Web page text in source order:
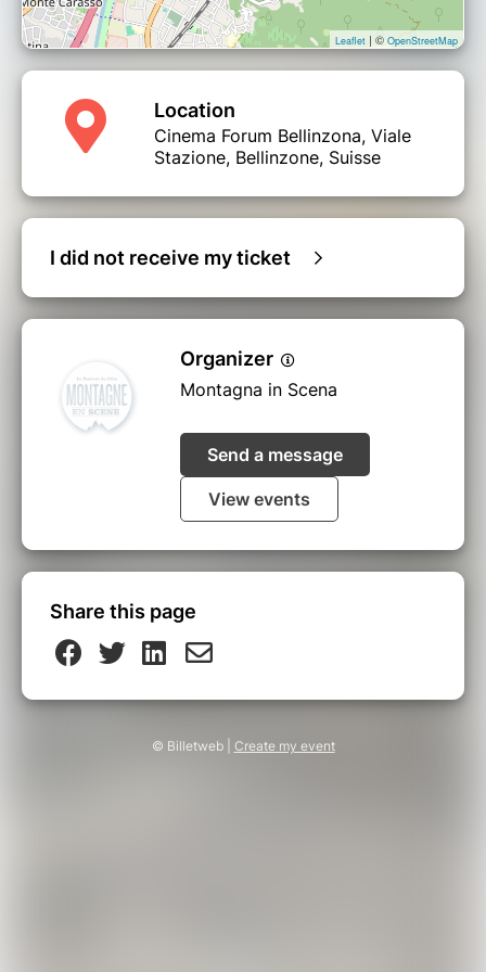
Leaflet | © OpenStreetMap
Location
Cinema Forum Bellinzona, Viale
Stazione, Bellinzone, Suisse
I did not receive my ticket
Organizer
Montagna in Scena
Send a message
View events
Share this page
© Billetweb | Create my event